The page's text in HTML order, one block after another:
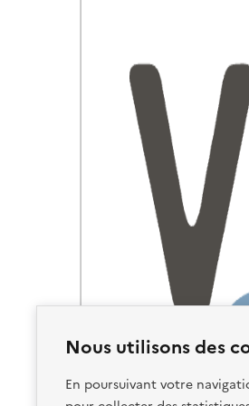
Nous utilisons des
En poursuivant votre